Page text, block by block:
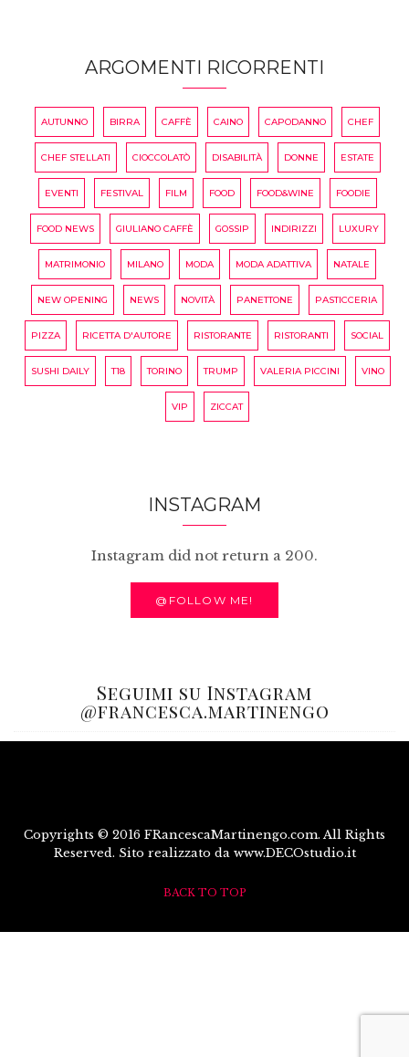
ARGOMENTI RICORRENTI
AUTUNNO BIRRA CAFFÈ CAINO CAPODANNO CHEF
CHEF STELLATI CIOCCOLATÒ DISABILITÀ DONNE ESTATE
EVENTI FESTIVAL FILM FOOD FOOD&WINE FOODIE
FOOD NEWS GIULIANO CAFFÈ GOSSIP INDIRIZZI LUXURY
MATRIMONIO MILANO MODA MODA ADATTIVA NATALE
NEW OPENING NEWS NOVITÀ PANETTONE PASTICCERIA
PIZZA RICETTA D'AUTORE RISTORANTE RISTORANTI SOCIAL
SUSHI DAILY T18 TORINO TRUMP VALERIA PICCINI VINO
VIP ZICCAT
INSTAGRAM
Instagram did not return a 200.
@FOLLOW ME!
Seguimi su Instagram
@francesca.martinengo
Copyrights © 2016 FRancescaMartinengo.com. All Rights
Reserved. Sito realizzato da www.DECOstudio.it
BACK TO TOP